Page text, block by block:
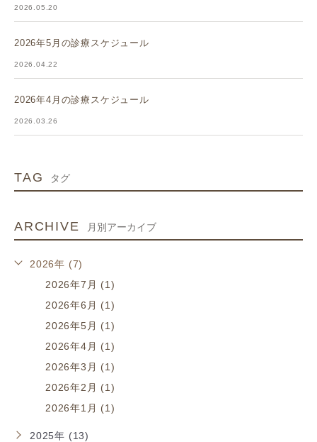
2026.05.20
2026年5月の診療スケジュール
2026.04.22
2026年4月の診療スケジュール
2026.03.26
TAG タグ
ARCHIVE 月別アーカイブ
2026年 (7)
2026年7月 (1)
2026年6月 (1)
2026年5月 (1)
2026年4月 (1)
2026年3月 (1)
2026年2月 (1)
2026年1月 (1)
2025年 (13)